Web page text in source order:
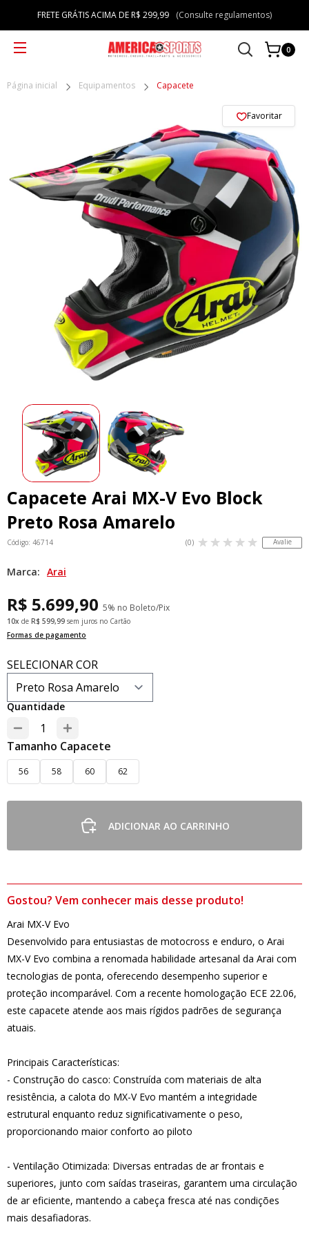
FRETE GRÁTIS ACIMA DE R$ 299,99 (Consulte regulamentos)
0
Página inicial Equipamentos Capacete
Favoritar
Capacete Arai MX-V Evo Block
Preto Rosa Amarelo
Código: 46714 (0) Avalie
Marca: Arai
R$ 5.699,90 5% no Boleto/Pix
10x de R$ 599,99 sem juros no Cartão
Formas de pagamento
Quantidade
SELECIONAR COR
Tamanho Capacete
56 58 60 62
ADICIONAR AO CARRINHO
Gostou? Vem conhecer mais desse produto!
Arai MX-V Evo
Desenvolvido para entusiastas de motocross e enduro, o Arai
MX-V Evo combina a renomada habilidade artesanal da Arai com
tecnologias de ponta, oferecendo desempenho superior e
proteção incomparável. Com a recente homologação ECE 22.06,
este capacete atende aos mais rígidos padrões de segurança
atuais.
Principais Características:
- Construção do casco: Construída com materiais de alta
resistência, a calota do MX-V Evo mantém a integridade
estrutural enquanto reduz significativamente o peso,
proporcionando maior conforto ao piloto
- Ventilação Otimizada: Diversas entradas de ar frontais e
superiores, junto com saídas traseiras, garantem uma circulação
de ar eficiente, mantendo a cabeça fresca até nas condições
mais desafiadoras.